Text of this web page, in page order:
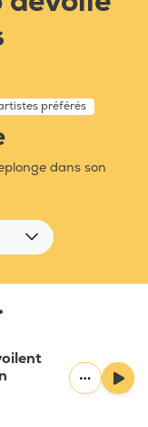
préférés
dans son